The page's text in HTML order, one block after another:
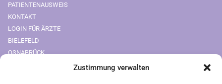
Zustimmung verwalten
PATIENTENAUSWEIS
KONTAKT
LOGIN FÜR ÄRZTE
BIELEFELD
OSNABRÜCK